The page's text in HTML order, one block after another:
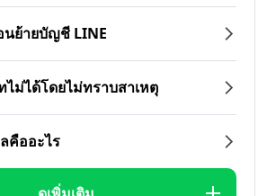
นย้ายบัญชี LINE
ม่ได้โดยไม่ทราบสาเหตุ
คืออะไร